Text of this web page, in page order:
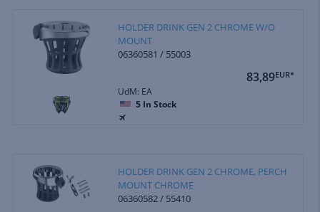
HOLDER DRINK GEN 2 CHROME W/O
MOUNT
06360581 / 55003
83,89EUR*
UdM: EA
5 In Stock
HOLDER DRINK GEN 2 CHROME, PERCH
MOUNT CHROME
06360582 / 55410